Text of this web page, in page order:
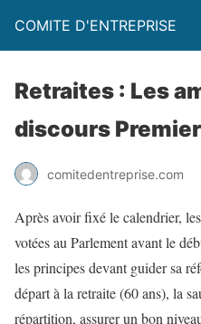
COMITE D'ENTREPRISE
Retraites : Les
discours
comitedentreprise.com
Après avoir fixé le calendrier,
votées au Parlement avant le
les principes devant guider sa
départ à la retraite (60 ans), la
répartition, assurer un bon